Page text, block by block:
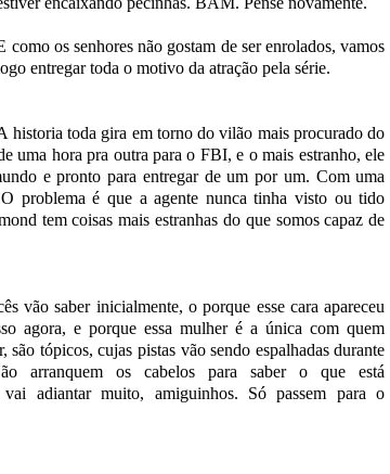
como os senhores não gostam de ser enrolados, vamos
entregar toda o motivo da atração pela série.
historia toda gira em torno do vilão mais procurado do
uma hora pra outra para o FBI, e o mais estranho, ele
e pronto para entregar de um por um. Com uma
problema é que a agente nunca tinha visto ou tido
tem coisas mais estranhas do que somos capaz de
vão saber inicialmente, o porque esse cara apareceu
agora, e porque essa mulher é a única com quem
são tópicos, cujas pistas vão sendo espalhadas durante
arranquem os cabelos para saber o que está
vai adiantar muito, amiguinhos. Só passem para o